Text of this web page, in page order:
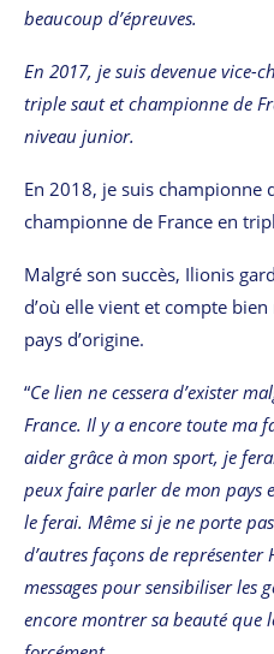
beaucoup d’épreuves.
En 2017, je suis devenue vice-
triple saut et championne de
niveau junior.
En 2018, je suis championne
championne de France en
Malgré son succès, Ilionis
d’où elle vient et compte
pays d’origine.
“Ce lien ne cessera d’exister
France. Il y a encore toute ma
aider grâce à mon sport, je
peux faire parler de mon pays
le ferai. Même si je ne porte
d’autres façons de
messages pour sensibiliser les
encore montrer sa beauté que